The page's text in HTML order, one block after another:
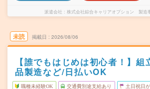
派遣会社 株式会社綜合キャリアオプション 製造
未読 掲載日 2026/08/06
【誰でもはじめは初心者！】組
品製造など/日払いOK
職種未経験OK 交通費別途支給あり 土日祝日